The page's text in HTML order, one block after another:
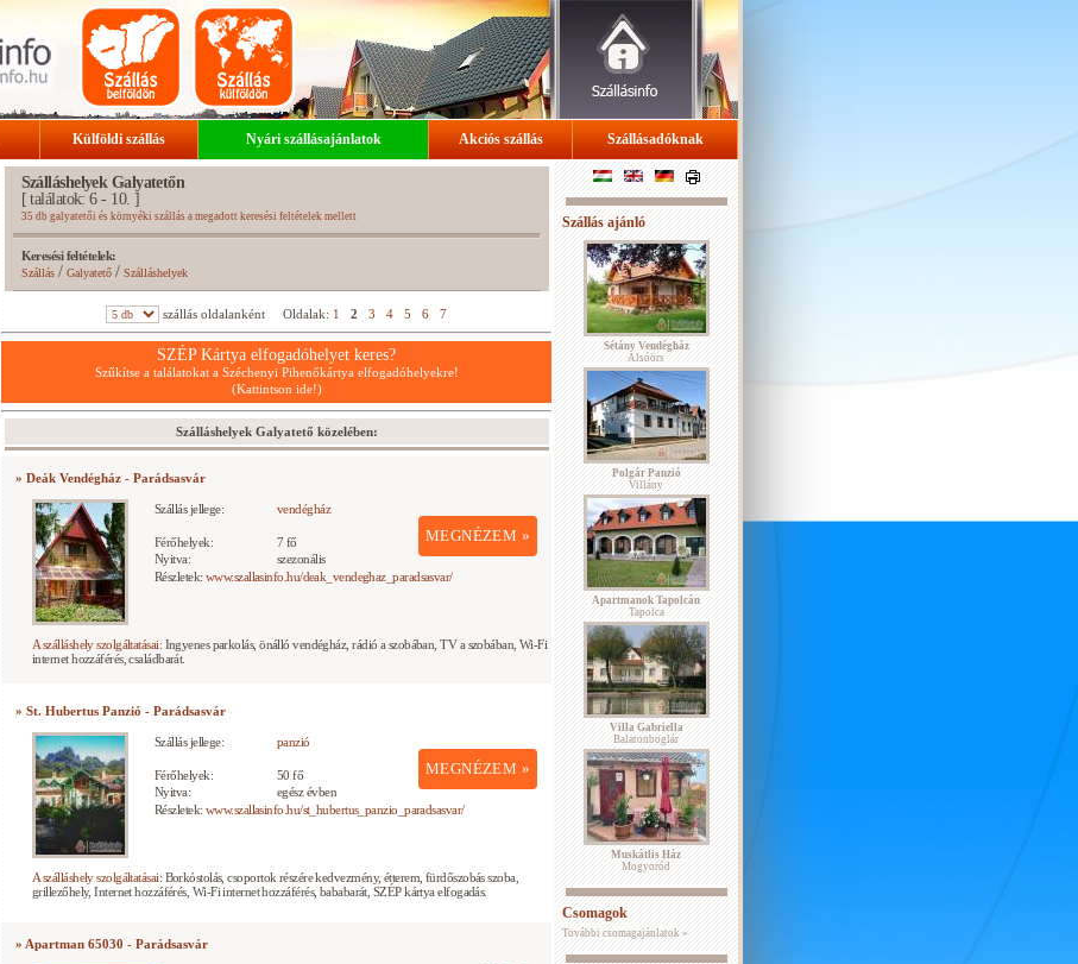
Külföldi szállás Nyári szállásajánlatok Akciós szállás Szállásadóknak
Szálláshelyek Galyatetőn
[ találatok: 6 - 10. ]
35 db galyatetői és környéki szállás a megadott keresési feltételek mellett
Keresési feltételek:
Szállás/ Galyatető/Szálláshelyek
szállás oldalanként Oldalak: 1 2 3 4 5 6 7
SZÉP Kártya elfogadóhelyet keres?
Szűkítse a találatokat a Széchenyi Pihenőkártya elfogadóhelyekre!
(Kattintson ide!)
Szálláshelyek Galyatető közelében:
» Deák Vendégház - Parádsasvár
Szállás jellege: vendégház
MEGNÉZEM »
Férőhelyek:
7 fő
Nyitva:
szezonális
Részletek: www.szallasinfo.hu/deak_vendeghaz_paradsasvar/
A szálláshely szolgáltatásai: Ingyenes parkolás, önálló vendégház, rádió a szobában, TV a szobában, Wi-Fi
internet hozzáférés, családbarát.
» St. Hubertus Panzió - Parádsasvár
Szállás jellege: panzió
MEGNÉZEM »
Férőhelyek:
50 fő
Nyitva:
egész évben
Részletek: www.szallasinfo.hu/st_hubertus_panzio_paradsasvar/
A szálláshely szolgáltatásai: Borkóstolás, csoportok részére kedvezmény, étterem, fürdőszobás szoba,
grillezőhely, Internet hozzáférés, Wi-Fi internet hozzáférés, bababarát, SZÉP kártya elfogadás.
» Apartman 65030 - Parádsasvár
Szállás ajánló
Sétány Vendégház
Alsóörs
Polgár Panzió
Villány
Apartmanok Tapolcán
Tapolca
Villa Gabriella
Balatonboglár
Muskátlis Ház
Mogyoród
Csomagok
További csomagajánlatok »